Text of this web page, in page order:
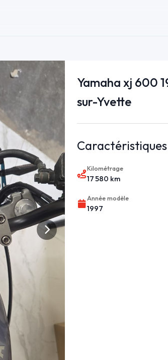
Yamaha xj 600
sur-Yvette
Kilométrage
17 580 km
Année modèle
1997